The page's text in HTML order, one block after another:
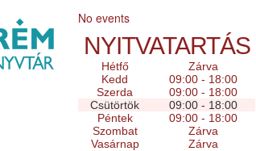
No events
NYITVATARTÁS
Hétfő
Zárva
Kedd
09:00 - 18:00
Szerda
09:00 - 18:00
Csütörtök
09:00 - 18:00
Péntek
09:00 - 18:00
Szombat
Zárva
Vasárnap
Zárva